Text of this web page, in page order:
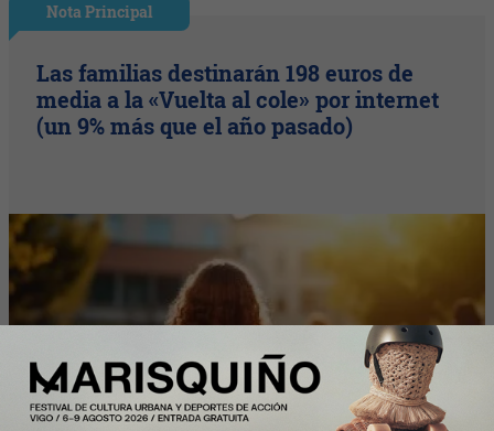
Nota Principal
Las familias destinarán 198 euros de
media a la «Vuelta al cole» por internet
(un 9% más que el año pasado)